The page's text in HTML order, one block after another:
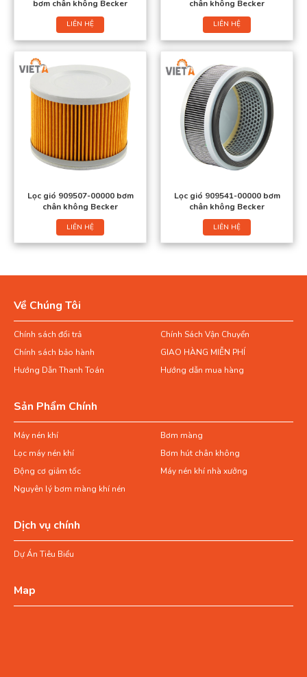
bơm chân không Becker
LIÊN HỆ
chân không Becker
LIÊN HỆ
Lọc gió 909507-00000 bơm
chân không Becker
LIÊN HỆ
Lọc gió 909541-00000 bơm
chân không Becker
LIÊN HỆ
Về Chúng Tôi
Chính sách đổi trả
Chính Sách Vận Chuyển
Chính sách bảo hành
GIAO HÀNG MIỄN PHÍ
Hướng Dẫn Thanh Toán
Hướng dẫn mua hàng
Sản Phẩm Chính
Máy nén khí
Bơm màng
Lọc máy nén khí
Bơm hút chân không
Động cơ giảm tốc
Máy nén khí nhà xưởng
Nguyên lý bơm màng khí nén
Dịch vụ chính
Dự Án Tiêu Biểu
Map